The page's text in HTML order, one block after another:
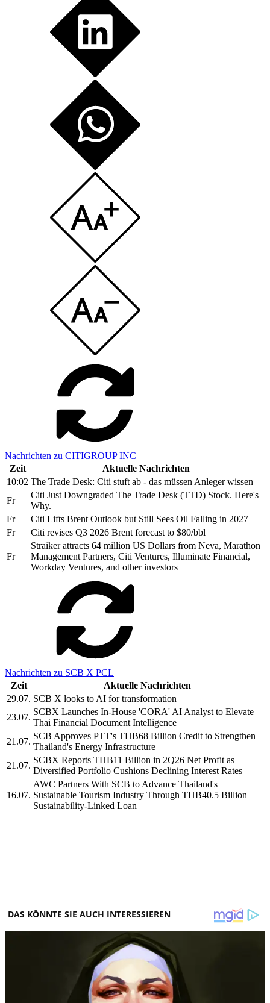
Nachrichten zu CITIGROUP INC
Zeit
Aktuelle Nachrichten
10:02 The Trade Desk: Citi stuft ab - das müssen Anleger wissen
Fr
Citi Just Downgraded The Trade Desk (TTD) Stock. Here's
Why.
Fr
Citi Lifts Brent Outlook but Still Sees Oil Falling in 2027
Fr
Citi revises Q3 2026 Brent forecast to $80/bbl
Fr
Straiker attracts 64 million US Dollars from Neva, Marathon
Management Partners, Citi Ventures, Illuminate Financial,
Workday Ventures, and other investors
Nachrichten zu SCB X PCL
Zeit
Aktuelle Nachrichten
29.07. SCB X looks to AI for transformation
23.07.
SCBX Launches In-House 'CORA' AI Analyst to Elevate
Thai Financial Document Intelligence
21.07.
SCB Approves PTT's THB68 Billion Credit to Strengthen
Thailand's Energy Infrastructure
21.07.
SCBX Reports THB11 Billion in 2Q26 Net Profit as
Diversified Portfolio Cushions Declining Interest Rates
16.07.
AWC Partners With SCB to Advance Thailand's
Sustainable Tourism Industry Through THB40.5 Billion
Sustainability-Linked Loan